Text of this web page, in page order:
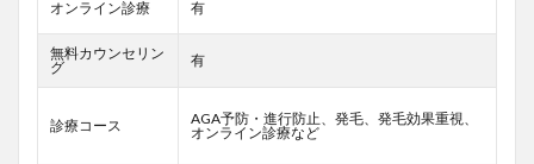
オンライン診療 有
無料カウンセリン
グ
有
診療コース
AGA予防・進行防止、発毛、発毛効果重視、
オンライン診療など